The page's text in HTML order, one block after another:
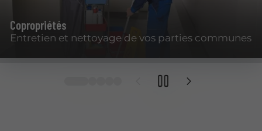
Copropriétés
Entretien et nettoyage de vos parties communes